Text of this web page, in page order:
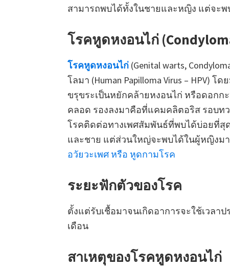
สามารถพบได้ทั้งในชายและหญิง แต่จะ
โรคหูดหงอนไก่
โรคหูดหงอนไก่ (Genital warts,
โลมา (Human Papilloma Virus – HPV)
ขรุขระเป็นหยักคล้ายหงอนไก่ หรือดอกก
คลอด รองลงมาคือที่แคมคลิตอริส รอบท
โรคติดต่อทางเพศสัมพันธ์ที่พบได้บ่อยที่
และชาย แต่ส่วนใหญ่จะพบได้ในผู้หญิงม
อวัยวะเพศ หรือ หูดกามโรค
ระยะฟักตัวของโรค
ตั้งแต่รับเชื้อมาจนเกิดอาการจะใช้เวลา
เดือน
สาเหตุของโรคหูดหงอนไก่